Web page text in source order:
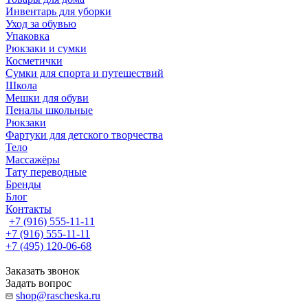
Инвентарь для уборки
Уход за обувью
Упаковка
Рюкзаки и сумки
Косметички
Сумки для спорта и путешествий
Школа
Мешки для обуви
Пеналы школьные
Рюкзаки
Фартуки для детского творчества
Тело
Массажёры
Тату переводные
Бренды
Блог
Контакты
+7 (916) 555-11-11
+7 (916) 555-11-11
+7 (495) 120-06-68
Заказать звонок
Задать вопрос
shop@rascheska.ru